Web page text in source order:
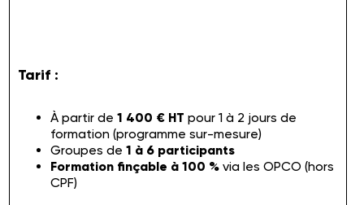
Tarif :
À partir de 1 400 € HT pour 1 à 2 jours de
formation (programme sur-mesure)
Groupes de 1 à 6 participants
Formation finçable à 100 % via les OPCO (hors
CPF)